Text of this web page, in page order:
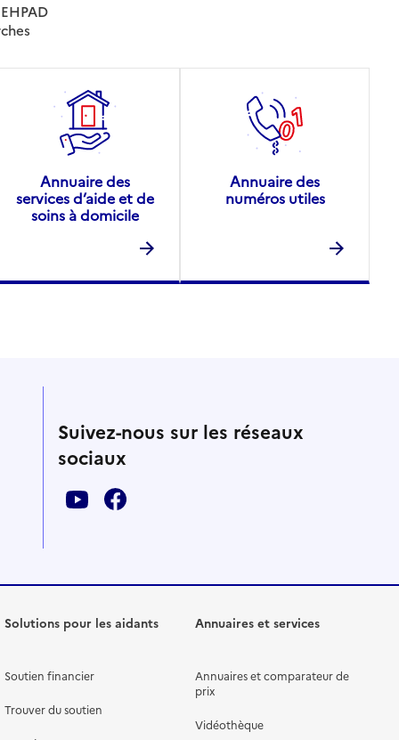
Annuaire des
services d’aide et de
soins à domicile
Annuaire des
numéros utiles
Suivez-nous sur les réseaux
sociaux
Solutions pour les aidants
Soutien financier
Trouver du soutien
Annuaires et services
Annuaires et comparateur de
prix
Vidéothèque